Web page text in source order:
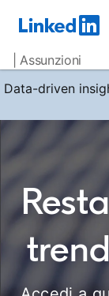
| Assunzioni
Data-driven